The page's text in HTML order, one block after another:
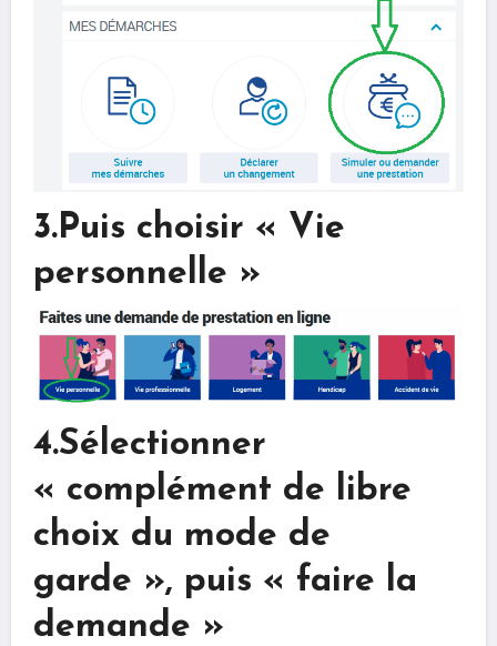
3.Puis choisir « Vie
personnelle »
4.Sélectionner
« complément de libre
choix du mode de
garde », puis « faire la
demande »